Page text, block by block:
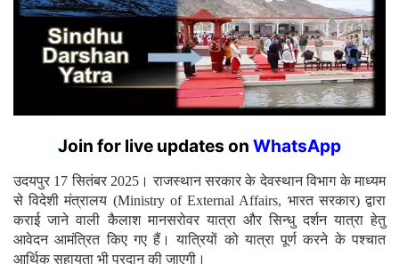
Join for live updates onWhatsApp
उदयपुर 17 सितंबर 2025। राजस्थान सरकार के देवस्थान विभाग के माध्यम
से विदेशी मंत्रालय (Ministry of External Affairs, भारत सरकार) द्वारा
कराई जाने वाली कैलाश मानसरोवर यात्रा और सिन्धु दर्शन यात्रा हेतु
आवेदन आमंत्रित किए गए हैं। यात्रियों को यात्रा पूर्ण करने के पश्चात
आर्थिक सहायता भी प्रदान की जाएगी।